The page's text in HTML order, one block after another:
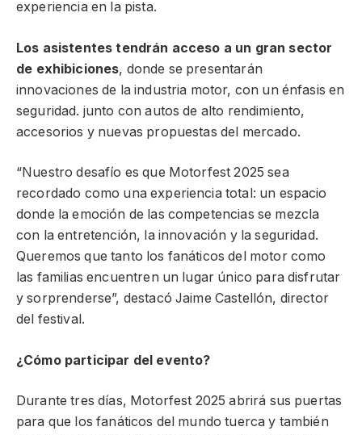
experiencia en la pista.
Los asistentes tendrán acceso a un gran sector
de exhibiciones, donde se presentarán
innovaciones de la industria motor, con un énfasis en
seguridad. junto con autos de alto rendimiento,
accesorios y nuevas propuestas del mercado.
“Nuestro desafío es que Motorfest 2025 sea
recordado como una experiencia total: un espacio
donde la emoción de las competencias se mezcla
con la entretención, la innovación y la seguridad.
Queremos que tanto los fanáticos del motor como
las familias encuentren un lugar único para disfrutar
y sorprenderse”, destacó Jaime Castellón, director
del festival.
¿Cómo participar del evento?
Durante tres días, Motorfest 2025 abrirá sus puertas
para que los fanáticos del mundo tuerca y también